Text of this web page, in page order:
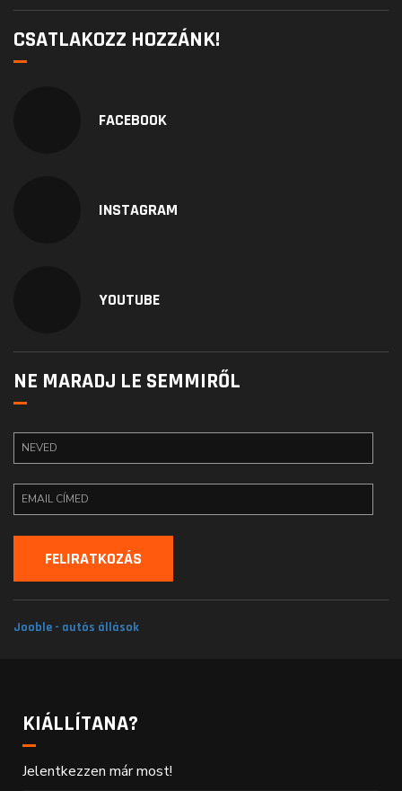
CSATLAKOZZ HOZZÁNK!
FACEBOOK
INSTAGRAM
YOUTUBE
NE MARADJ LE SEMMIRŐL
Jooble - autós állások
KIÁLLÍTANA?
Jelentkezzen már most!